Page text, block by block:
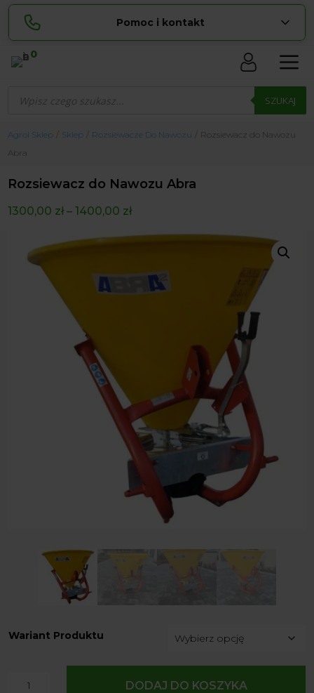
Pomoc i kontakt
Lucyna
pokaż numer
534 853 ... pokaż numer
Biuro obsługi klienta czynne Pn-Sb: 8:00 – 20:00
0
produktów SZUKAJ
Agrol Sklep Sklep Rozsiewacze Do Nawozu
Rozsiewacz do Nawozu
Abra
Rozsiewacz do Nawozu Abra
1300,00 zł–1400,00 zł
Wariant Produktu
DODAJ DO KOSZYKA